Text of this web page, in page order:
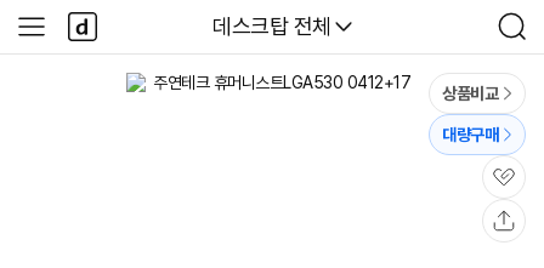
다나와
데스크탑 전체
검
색
사
이
다
나
와
상품비교
대량구매
관
심